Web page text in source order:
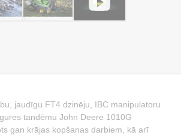
jaudīgu FT4 dzinēju, IBC manipulatoru
tandēmu John Deere 1010G
gan krājas kopšanas darbiem, kā arī